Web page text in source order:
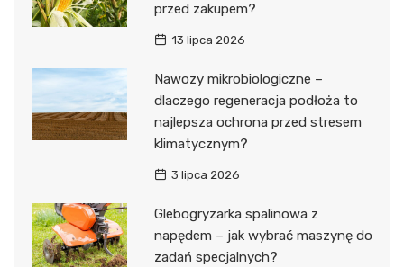
przed zakupem?
13 lipca 2026
Nawozy mikrobiologiczne –
dlaczego regeneracja podłoża to
najlepsza ochrona przed stresem
klimatycznym?
3 lipca 2026
Glebogryzarka spalinowa z
napędem – jak wybrać maszynę do
zadań specjalnych?